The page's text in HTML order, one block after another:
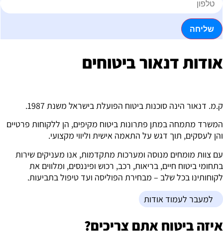
שליחה
דנאור ביטוחים
דנאור הינה סוכנות ביטוח הפועלת בישראל משנת 1987.
מתמחה במתן פתרונות ביטוח מקיפים, הן ללקוחות פרטיים
לעסקים, תוך דגש על התאמה אישית וליווי מקצועי.
צוות מומחים מנוסה ומערכות מתקדמות, אנו מעניקים שירות
ביטוח חיים, בריאות, רכב, רכוש ופיננסים, ומלווים את
בכל שלב – מבחירת הפוליסה ועד טיפול בתביעות.
למעבר לעמוד אודות
ביטוח אתם צריכים?